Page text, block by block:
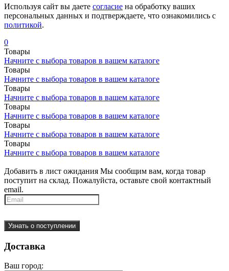
Используя сайт вы даете согласие на обработку ваших
персональных данных и подтверждаете, что ознакомились с
политикой.
0
Товары
Начните с выбора товаров в вашем каталоге
Товары
Начните с выбора товаров в вашем каталоге
Товары
Начните с выбора товаров в вашем каталоге
Товары
Начните с выбора товаров в вашем каталоге
Товары
Начните с выбора товаров в вашем каталоге
Товары
Начните с выбора товаров в вашем каталоге
Добавить в лист ожидания Мы сообщим вам, когда товар
поступит на склад. Пожалуйста, оставьте свой контактный
email.
Узнать о поступлении
Доставка
Ваш город: